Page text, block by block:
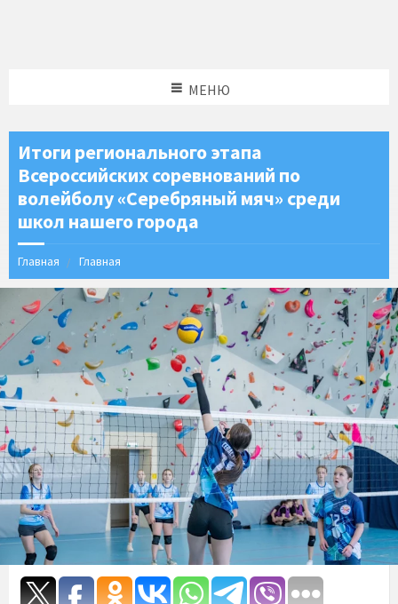
МЕНЮ
Итоги регионального этапа
Всероссийских соревнований по
волейболу «Серебряный мяч» среди
школ нашего города
Главная Главная